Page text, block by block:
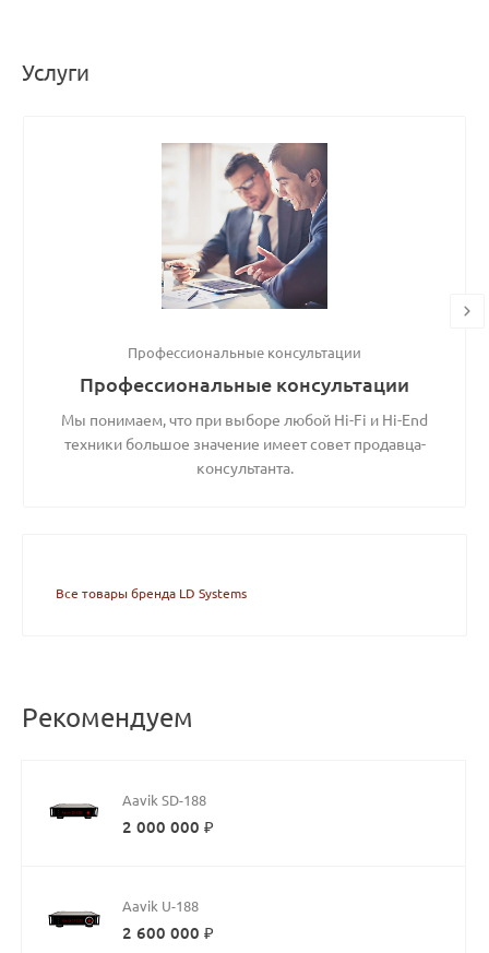
Услуги
Профессиональные консультации
Профессиональные консультации
Мы понимаем, что при выборе любой Hi-Fi и Hi-End
техники большое значение имеет совет продавца-
консультанта.
Все товары бренда LD Systems
Рекомендуем
Aavik SD-188
2 000 000 ₽
Aavik U-188
2 600 000 ₽